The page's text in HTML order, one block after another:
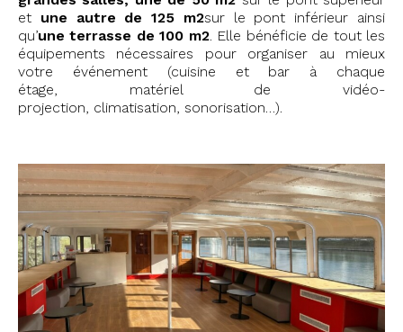
et une autre de 125 m2sur le pont inférieur ainsi
qu’une terrasse de 100 m2. Elle bénéficie de tout les
équipements nécessaires pour organiser au mieux
votre événement (cuisine et bar à chaque
étage, matériel de vidéo-
projection, climatisation, sonorisation…).